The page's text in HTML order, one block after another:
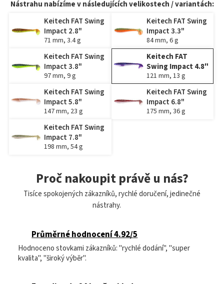
Nástrahu nabízíme v následujících velikostech / variantách:
Keitech FAT Swing
Impact 2.8"
71 mm, 3.4 g
Keitech FAT Swing
Impact 3.3"
84 mm, 6 g
Keitech FAT Swing
Impact 3.8"
97 mm, 9 g
Keitech FAT
Swing Impact 4.8"
121 mm, 13 g
Keitech FAT Swing
Impact 5.8"
147 mm, 23 g
Keitech FAT Swing
Impact 6.8"
175 mm, 36 g
Keitech FAT Swing
Impact 7.8"
198 mm, 54 g
Proč nakoupit právě u nás?
Tisíce spokojených zákazníků, rychlé doručení, jedinečné
nástrahy.
Průměrné hodnocení 4.92/5
Hodnoceno stovkami zákazníků: "rychlé dodání", "super
kvalita", "široký výběr".